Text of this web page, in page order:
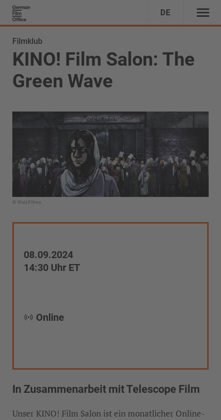
DE
Filmklub
KINO! Film Salon: The
Green Wave
© Visit Films
08.09.2024
14:30 Uhr ET
Online
In Zusammenarbeit mit Telescope Film
Unser KINO! Film Salon ist ein monatlicher Online-